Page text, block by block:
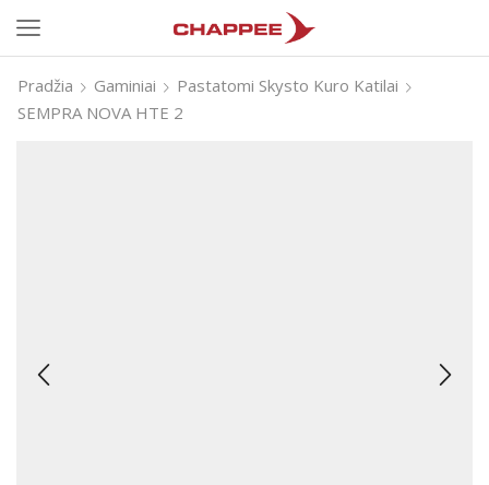
Pradžia Gaminiai
Pastatomi Skysto Kuro Katilai
SEMPRA NOVA HTE 2